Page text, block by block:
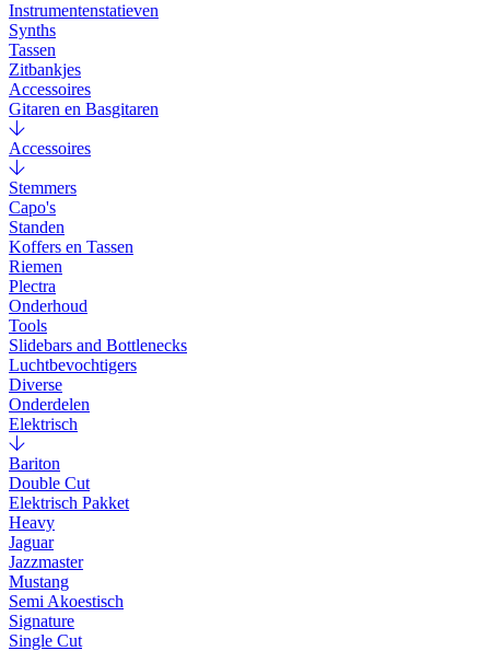
Instrumentenstatieven
Synths
Tassen
Zitbankjes
Accessoires
Gitaren en Basgitaren
Accessoires
Stemmers
Capo's
Standen
Koffers en Tassen
Riemen
Plectra
Onderhoud
Tools
Slidebars and Bottlenecks
Luchtbevochtigers
Diverse
Onderdelen
Elektrisch
Bariton
Double Cut
Elektrisch Pakket
Heavy
Jaguar
Jazzmaster
Mustang
Semi Akoestisch
Signature
Single Cut